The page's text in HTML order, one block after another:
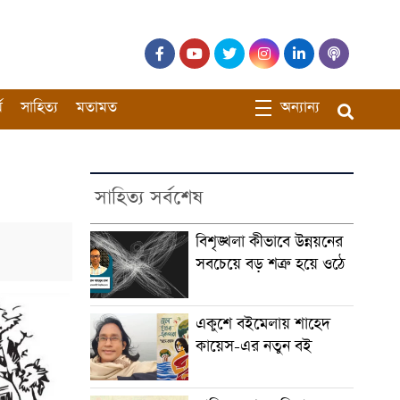
সাহিত্য মতামত অন্যান্য
সাহিত্য সর্বশেষ
বিশৃঙ্খলা কীভাবে উন্নয়নের
সবচেয়ে বড় শত্রু হয়ে ওঠে
একুশে বইমেলায় শাহেদ
কায়েস-এর নতুন বই